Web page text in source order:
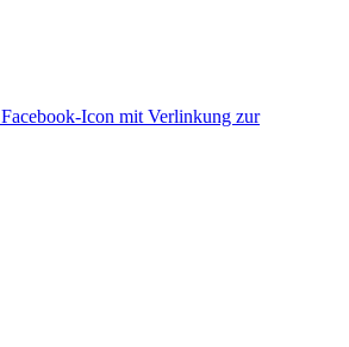
Facebook-Icon mit Verlinkung zur